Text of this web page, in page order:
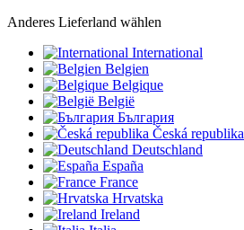
Anderes Lieferland wählen
International
Belgien
Belgique
België
България
Česká republika
Deutschland
España
France
Hrvatska
Ireland